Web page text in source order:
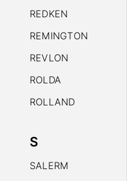
REDKEN
REMINGTON
REVLON
ROLDA
ROLLAND
S
SALERM